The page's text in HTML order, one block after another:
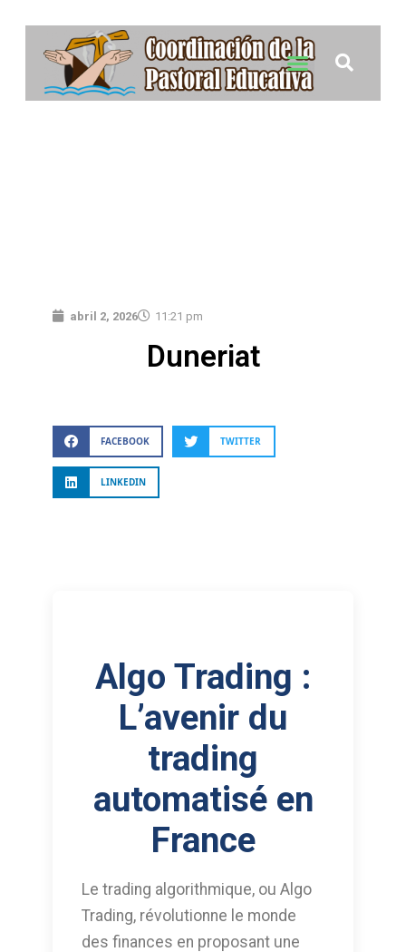
abril 2, 2026 11:21 pm
Duneriat
FACEBOOK TWITTER
LINKEDIN
Algo Trading :
L’avenir du
trading
automatisé en
France
Le trading algorithmique, ou Algo
Trading, révolutionne le monde
des finances en proposant une